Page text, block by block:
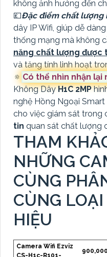
không ảnh hướng đến
💷Đặc điểm chất lượng
dây IP Wifi, giúp dễ
thống mạng mà không
năng chất lượng được
và tăng tính linh hoạt
🔅 Có thể nhìn nhận lại
Không DâyH1C 2MP
nghệ Hồng Ngoại
cho việc giám sát trong
tin quan sát chất lượng
THAM
NHỮNG
CÙNG
CÙNG
HIỆU
Camera Wifi Ezviz
CS-H1c-R101-
900,000